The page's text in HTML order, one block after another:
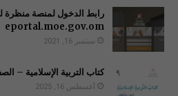
سبتمبر 16, 2021
كتاب التربية الإسلامية –
أغسطس 16, 2025